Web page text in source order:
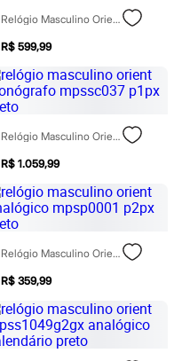
Relógio Masculino Orient Analógico Calendário Mpss1042 P2px Preto
R$ 599,99
Relógio Masculino Orient Cronógrafo Mpssc037 P1px Preto
R$ 1.059,99
Relógio Masculino Orient Analógico Mpsp0001 P2px Preto
R$ 359,99